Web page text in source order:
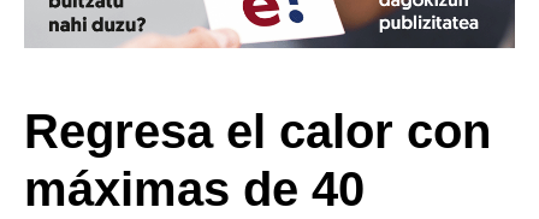
Regresa el calor con
máximas de 40